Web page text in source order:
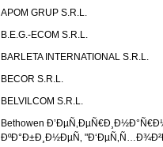
APOM GRUP S.R.L.
B.E.G.-ECOM S.R.L.
BARLETA INTERNATIONAL S.R.L.
BECOR S.R.L.
BELVILCOM S.R.L.
Bethowen
ÐºÐ°Ð±Ð¸Ð½ÐµÑ‚